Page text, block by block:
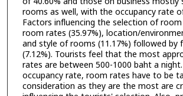
rooms as well, with the occupancy rate
Factors influencing the selection of
room rates (35.97%), location/
and style of rooms (11.17%) followed by
(7.12%). Tourists feel that the most
rates are between 500-1000 baht a
occupancy rate, room rates have to be
consideration as they are the most are